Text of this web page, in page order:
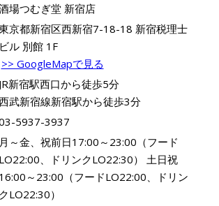
場つむぎ堂 新宿店
京都新宿区西新宿7-18-18 新宿税理士
ビル 別館 1F
>> GoogleMapで見る
JR新宿駅西口から徒歩5分
武新宿線新宿駅から徒歩3分
5937-3937
月～金、祝前日17:00～23:00（フード
LO22:00、ドリンクLO22:30） 土日祝
16:00～23:00（フードLO22:00、ドリン
クLO22:30）